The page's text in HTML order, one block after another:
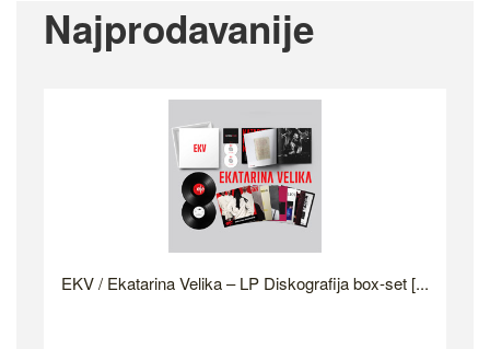
Najprodavanije
EKV / Ekatarina Velika – LP Diskografija box-set [...